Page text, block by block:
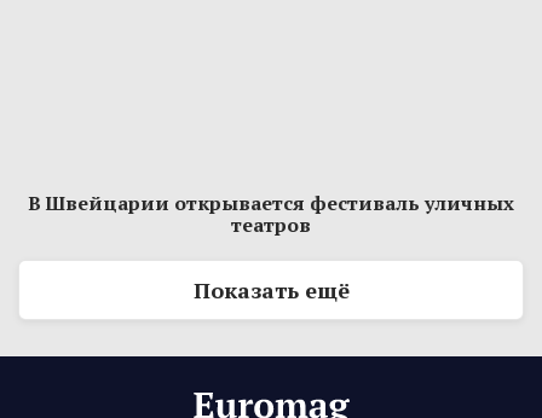
В Швейцарии открывается фестиваль уличных
театров
Показать ещё